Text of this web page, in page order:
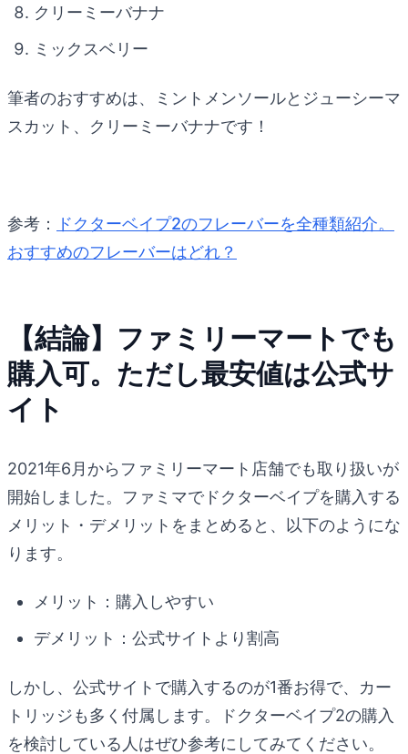
クリーミーバナナ
ミックスベリー
筆者のおすすめは、ミントメンソールとジューシーマ
スカット、クリーミーバナナです！
参考：
ドクターベイプ2のフレーバーを全種類紹介。
おすすめのフレーバーはどれ？
【結論】ファミリーマートでも
購入可。ただし最安値は公式サ
イト
2021年6月からファミリーマート店舗でも取り扱いが
開始しました。ファミマでドクターベイプを購入する
メリット・デメリットをまとめると、以下のようにな
ります。
メリット：購入しやすい
デメリット：公式サイトより割高
しかし、公式サイトで購入するのが1番お得で、カー
トリッジも多く付属します。ドクターベイプ2の購入
を検討している人はぜひ参考にしてみてください。